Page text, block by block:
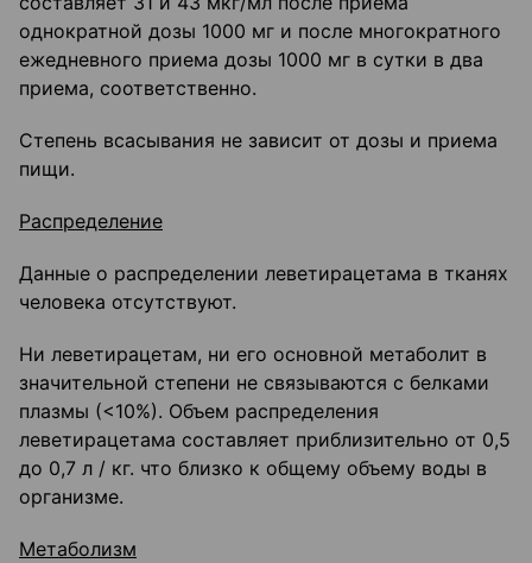
однократной дозы 1000 мг и после многократного
ежедневного приема дозы 1000 мг в сутки в два
приема, соответственно.
Степень всасывания не зависит от дозы и приема
пищи.
Распределение
Данные о распределении леветирацетама в тканях
человека отсутствуют.
Ни леветирацетам, ни его основной метаболит в
значительной степени не связываются с белками
плазмы (<10%). Объем распределения
леветирацетама составляет приблизительно от 0,5
до 0,7 л / кг. что близко к общему объему воды в
организме.
Метаболизм